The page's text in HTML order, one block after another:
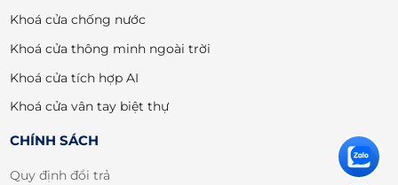
Khoá cửa chống nước
Khoá cửa thông minh ngoài trời
Khoá cửa tích hợp AI
Khoá cửa vân tay biệt thự
CHÍNH SÁCH
Quy định đổi trả